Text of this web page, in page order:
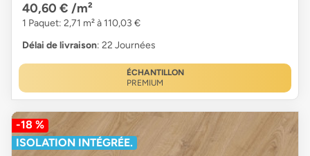
40,60 € /m²
1 Paquet: 2,71 m² à 110,03 €
Délai de livraison: 22 Journées
ÉCHANTILLON
PREMIUM
-18 %
ISOLATION INTÉGRÉE.